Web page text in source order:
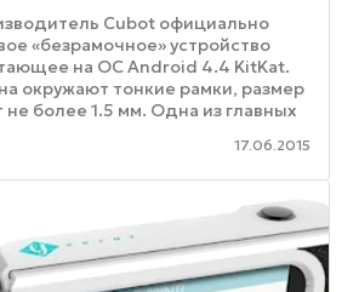
Cubot официально
«безрамочное» устройство
на ОС Android 4.4 KitKat.
окружают тонкие рамки, размер
не более 1.5 мм. Одна из главных
17.06.2015